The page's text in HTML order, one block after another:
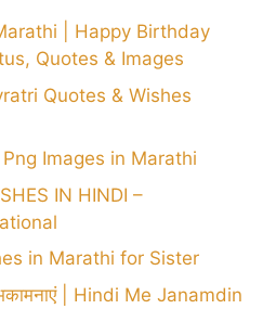
| Happy Birthday
Quotes & Images
Quotes & Wishes
Images in Marathi
IN HINDI –
in Marathi for Sister
| Hindi Me Janamdin